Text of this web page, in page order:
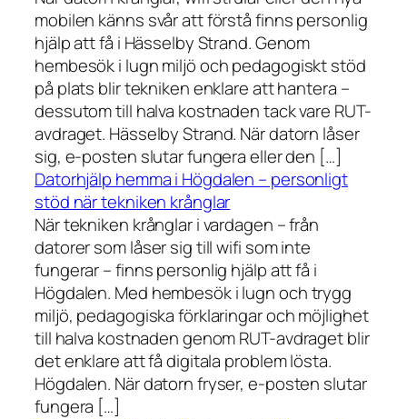
mobilen känns svår att förstå finns personlig
hjälp att få i Hässelby Strand. Genom
hembesök i lugn miljö och pedagogiskt stöd
på plats blir tekniken enklare att hantera –
dessutom till halva kostnaden tack vare RUT-
avdraget. Hässelby Strand. När datorn låser
sig, e-posten slutar fungera eller den […]
Datorhjälp hemma i Högdalen – personligt
stöd när tekniken krånglar
När tekniken krånglar i vardagen – från
datorer som låser sig till wifi som inte
fungerar – finns personlig hjälp att få i
Högdalen. Med hembesök i lugn och trygg
miljö, pedagogiska förklaringar och möjlighet
till halva kostnaden genom RUT-avdraget blir
det enklare att få digitala problem lösta.
Högdalen. När datorn fryser, e-posten slutar
fungera […]